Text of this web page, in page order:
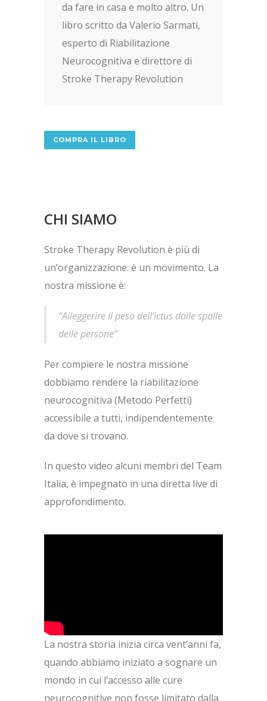
da fare in casa e molto altro. Un
libro scritto da Valerio Sarmati,
esperto di Riabilitazione
Neurocognitiva e direttore di
Stroke Therapy Revolution
COMPRA IL LIBRO
CHI SIAMO
Stroke Therapy Revolution è più di
un’organizzazione: è un movimento. La
nostra missione è:
“Alleggerire il peso dell’ictus dalle spalle
delle persone”
Per compiere le nostra missione
dobbiamo rendere la riabilitazione
neurocognitiva (Metodo Perfetti)
accessibile a tutti, indipendentemente
da dove si trovano.
In questo video alcuni membri del Team
Italia, è impegnato in una diretta live di
approfondimento.
La nostra storia inizia circa vent’anni fa,
quando abbiamo iniziato a sognare un
mondo in cui l’accesso alle cure
neurocognitive non fosse limitato dalla